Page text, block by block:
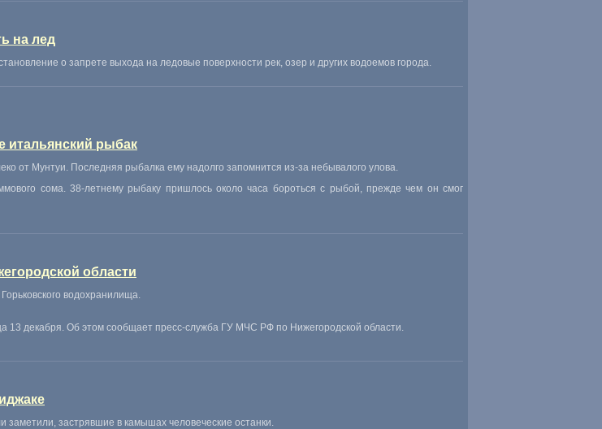
на лед
о запрете выхода на ледовые поверхности рек, озер и других водоемов города.
итальянский рыбак
от Мунтуи. Последняя рыбалка ему надолго запомнится из-за небывалого улова.
сома. 38-летнему рыбаку пришлось около часа бороться с рыбой, прежде чем он смог
области
водохранилища.
13 декабря. Об этом сообщает пресс-служба ГУ МЧС РФ по Нижегородской области.
заметили, застрявшие в камышах человеческие останки.